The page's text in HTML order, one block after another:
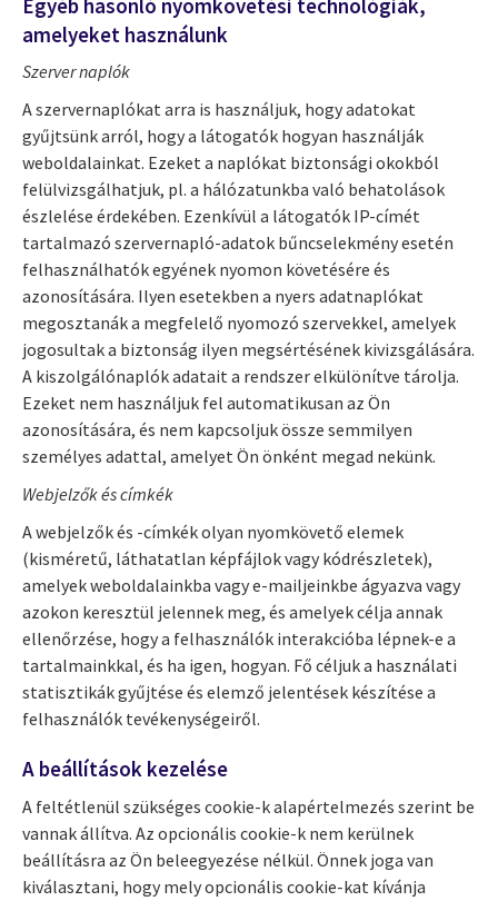
amelyeket használunk
Szerver naplók
A szervernaplókat arra is használjuk, hogy adatokat
gyűjtsünk arról, hogy a látogatók hogyan használják
weboldalainkat. Ezeket a naplókat biztonsági okokból
felülvizsgálhatjuk, pl. a hálózatunkba való behatolások
észlelése érdekében. Ezenkívül a látogatók IP-címét
tartalmazó szervernapló-adatok bűncselekmény esetén
felhasználhatók egyének nyomon követésére és
azonosítására. Ilyen esetekben a nyers adatnaplókat
megosztanák a megfelelő nyomozó szervekkel, amelyek
jogosultak a biztonság ilyen megsértésének kivizsgálására.
A kiszolgálónaplók adatait a rendszer elkülönítve tárolja.
Ezeket nem használjuk fel automatikusan az Ön
azonosítására, és nem kapcsoljuk össze semmilyen
személyes adattal, amelyet Ön önként megad nekünk.
Webjelzők és címkék
A webjelzők és -címkék olyan nyomkövető elemek
(kisméretű, láthatatlan képfájlok vagy kódrészletek),
amelyek weboldalainkba vagy e-mailjeinkbe ágyazva vagy
azokon keresztül jelennek meg, és amelyek célja annak
ellenőrzése, hogy a felhasználók interakcióba lépnek-e a
tartalmainkkal, és ha igen, hogyan. Fő céljuk a használati
statisztikák gyűjtése és elemző jelentések készítése a
felhasználók tevékenységeiről.
A beállítások kezelése
A feltétlenül szükséges cookie-k alapértelmezés szerint be
vannak állítva. Az opcionális cookie-k nem kerülnek
beállításra az Ön beleegyezése nélkül. Önnek joga van
kiválasztani, hogy mely opcionális cookie-kat kívánja